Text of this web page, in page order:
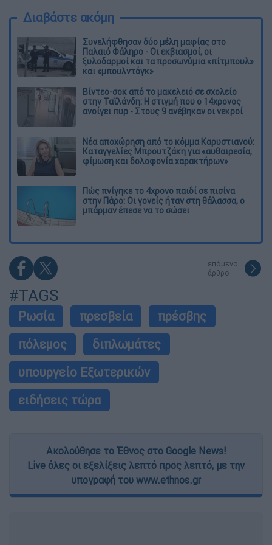
Διαβάστε ακόμη
Συνελήφθησαν δύο μέλη μαφίας στο
Παλαιό Φάληρο - Οι εκβιασμοί, οι
ξυλοδαρμοί και τα προσωνύμια «πίτμπουλ»
και «μπουλντόγκ»
Βίντεο-σοκ από το μακελειό σε σχολείο
στην Ταϊλάνδη: Η στιγμή που ο 14χρονος
ανοίγει πυρ - Στους 9 ανέβηκαν οι νεκροί
Νέα αποχώρηση από το κόμμα Καρυστιανού:
Καταγγελίες Μπρουτζάκη για «αυθαιρεσία,
φίμωση και δολοφονία χαρακτήρων»
Πώς πνίγηκε το 4χρονο παιδί σε πισίνα
στην Πάρο: Οι γονείς ήταν στη θάλασσα, ο
μπάρμαν έπεσε να το σώσει
επόμενο
άρθρο
#TAGS
Ρωσία πρεσβεία
πρέσβης
πόλεμος
διπλωμάτες
υπουργείο Εξωτερικών
ειδήσεις τώρα
Ακολούθησε το Έθνος στο Google News!
Live όλες οι εξελίξεις λεπτό προς λεπτό, με την
υπογραφή του www.ethnos.gr